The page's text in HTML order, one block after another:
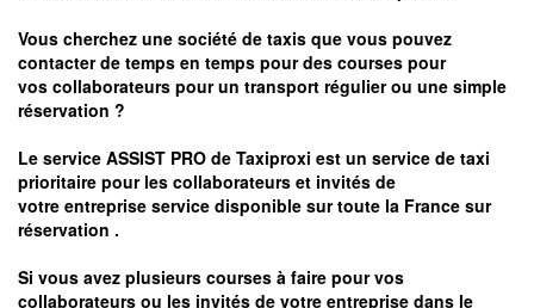
Vous cherchez une société de taxis que vous pouvez
contacter de temps en temps pour des courses pour
vos collaborateurs pour un transport régulierou une simple
réservation ?
Le service ASSIST PRO de Taxiproxi est un service de taxi
prioritaire pour les collaborateurs et invités de
votre entreprise service disponible sur toute la France sur
réservation .
Si vous avez plusieurs courses à faire pour vos
collaborateurs ou les invités de votre entreprise dans le